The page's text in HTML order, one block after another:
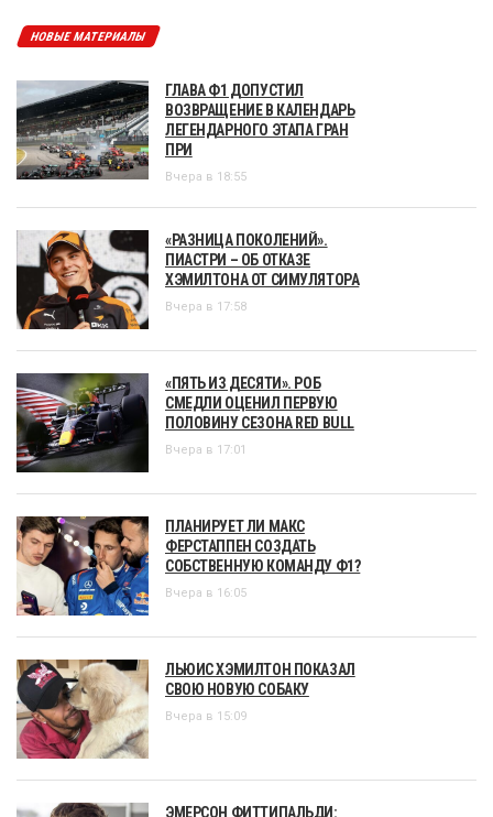
НОВЫЕ МАТЕРИАЛЫ
ГЛАВА Ф1 ДОПУСТИЛ
ВОЗВРАЩЕНИЕ В КАЛЕНДАРЬ
ЛЕГЕНДАРНОГО ЭТАПА ГРАН
ПРИ
Вчера в 18:55
«РАЗНИЦА ПОКОЛЕНИЙ».
ПИАСТРИ – ОБ ОТКАЗЕ
ХЭМИЛТОНА ОТ СИМУЛЯТОРА
Вчера в 17:58
«ПЯТЬ ИЗ ДЕСЯТИ». РОБ
СМЕДЛИ ОЦЕНИЛ ПЕРВУЮ
ПОЛОВИНУ СЕЗОНА RED BULL
Вчера в 17:01
ПЛАНИРУЕТ ЛИ МАКС
ФЕРСТАППЕН СОЗДАТЬ
СОБСТВЕННУЮ КОМАНДУ Ф1?
Вчера в 16:05
ЛЬЮИС ХЭМИЛТОН ПОКАЗАЛ
СВОЮ НОВУЮ СОБАКУ
Вчера в 15:09
ЭМЕРСОН ФИТТИПАЛЬДИ: